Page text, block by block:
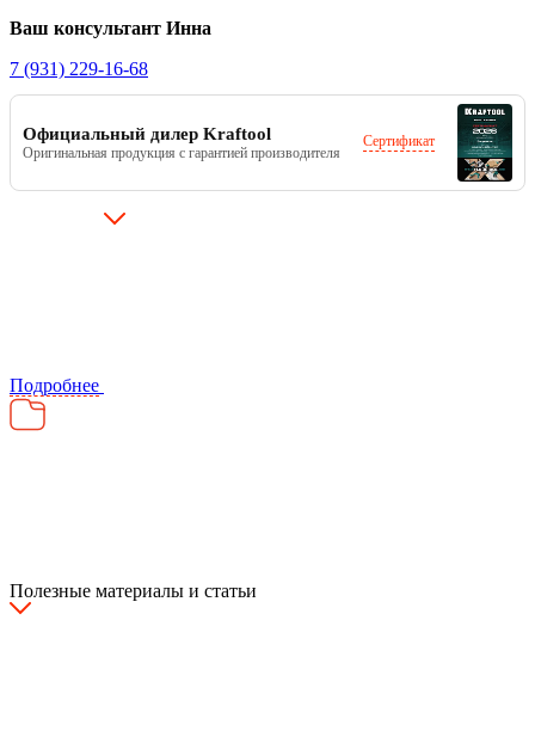
Ваш консультант Инна
7 (931) 229-16-68
Официальный дилер Kraftool
Оригинальная продукция с гарантией производителя
Сертификат
Подробнее
Полезные материалы и статьи